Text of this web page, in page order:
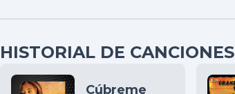
HISTORIAL DE CANCIONES
Cúbreme